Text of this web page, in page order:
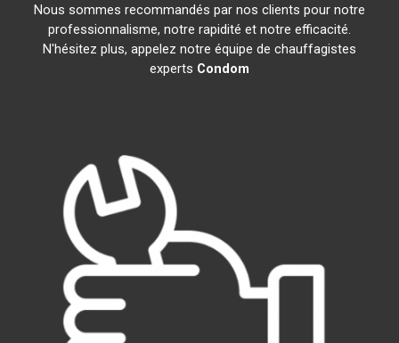
Nous sommes recommandés par nos clients pour notre
professionnalisme, notre rapidité et notre efficacité.
N'hésitez plus, appelez notre équipe de chauffagistes
experts Condom